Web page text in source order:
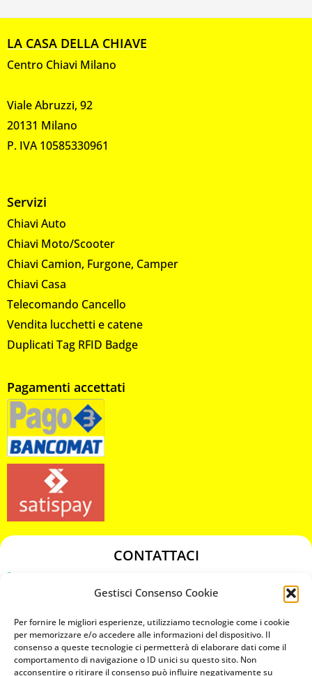
Gestisci Consenso Cookie
Per fornire le migliori esperienze, utilizziamo tecnologie come i cookie
per memorizzare e/o accedere alle informazioni del dispositivo. Il
consenso a queste tecnologie ci permetterà di elaborare dati come il
comportamento di navigazione o ID unici su questo sito. Non
acconsentire o ritirare il consenso può influire negativamente su
LA CASA DELLA CHIAVE
Centro Chiavi Milano
Viale Abruzzi, 92
20131 Milano
P. IVA 10585330961
Servizi
Chiavi Auto
Chiavi Moto/Scooter
Chiavi Camion, Furgone, Camper
Chiavi Casa
Telecomando Cancello
Vendita lucchetti e catene
Duplicati Tag RFID Badge
Pagamenti accettati
CONTATTACI
chiavicodificate@gmail.com
Privacy Policy